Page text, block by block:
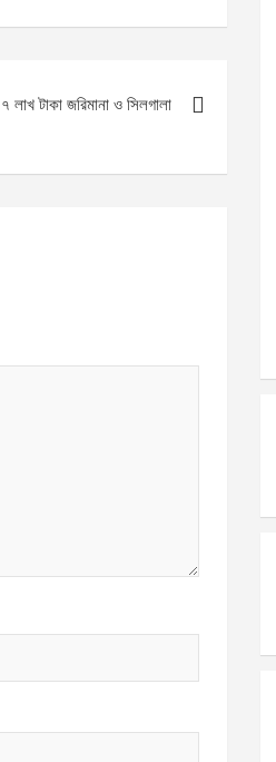
লাখ টাকা জরিমানা ও সিলগালা